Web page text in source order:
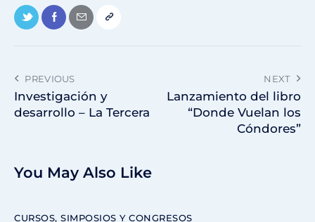
PREVIOUS
Investigación y
desarrollo – La Tercera
NEXT
Lanzamiento del libro
“Donde Vuelan los
Cóndores”
You May Also Like
CURSOS, SIMPOSIOS Y CONGRESOS